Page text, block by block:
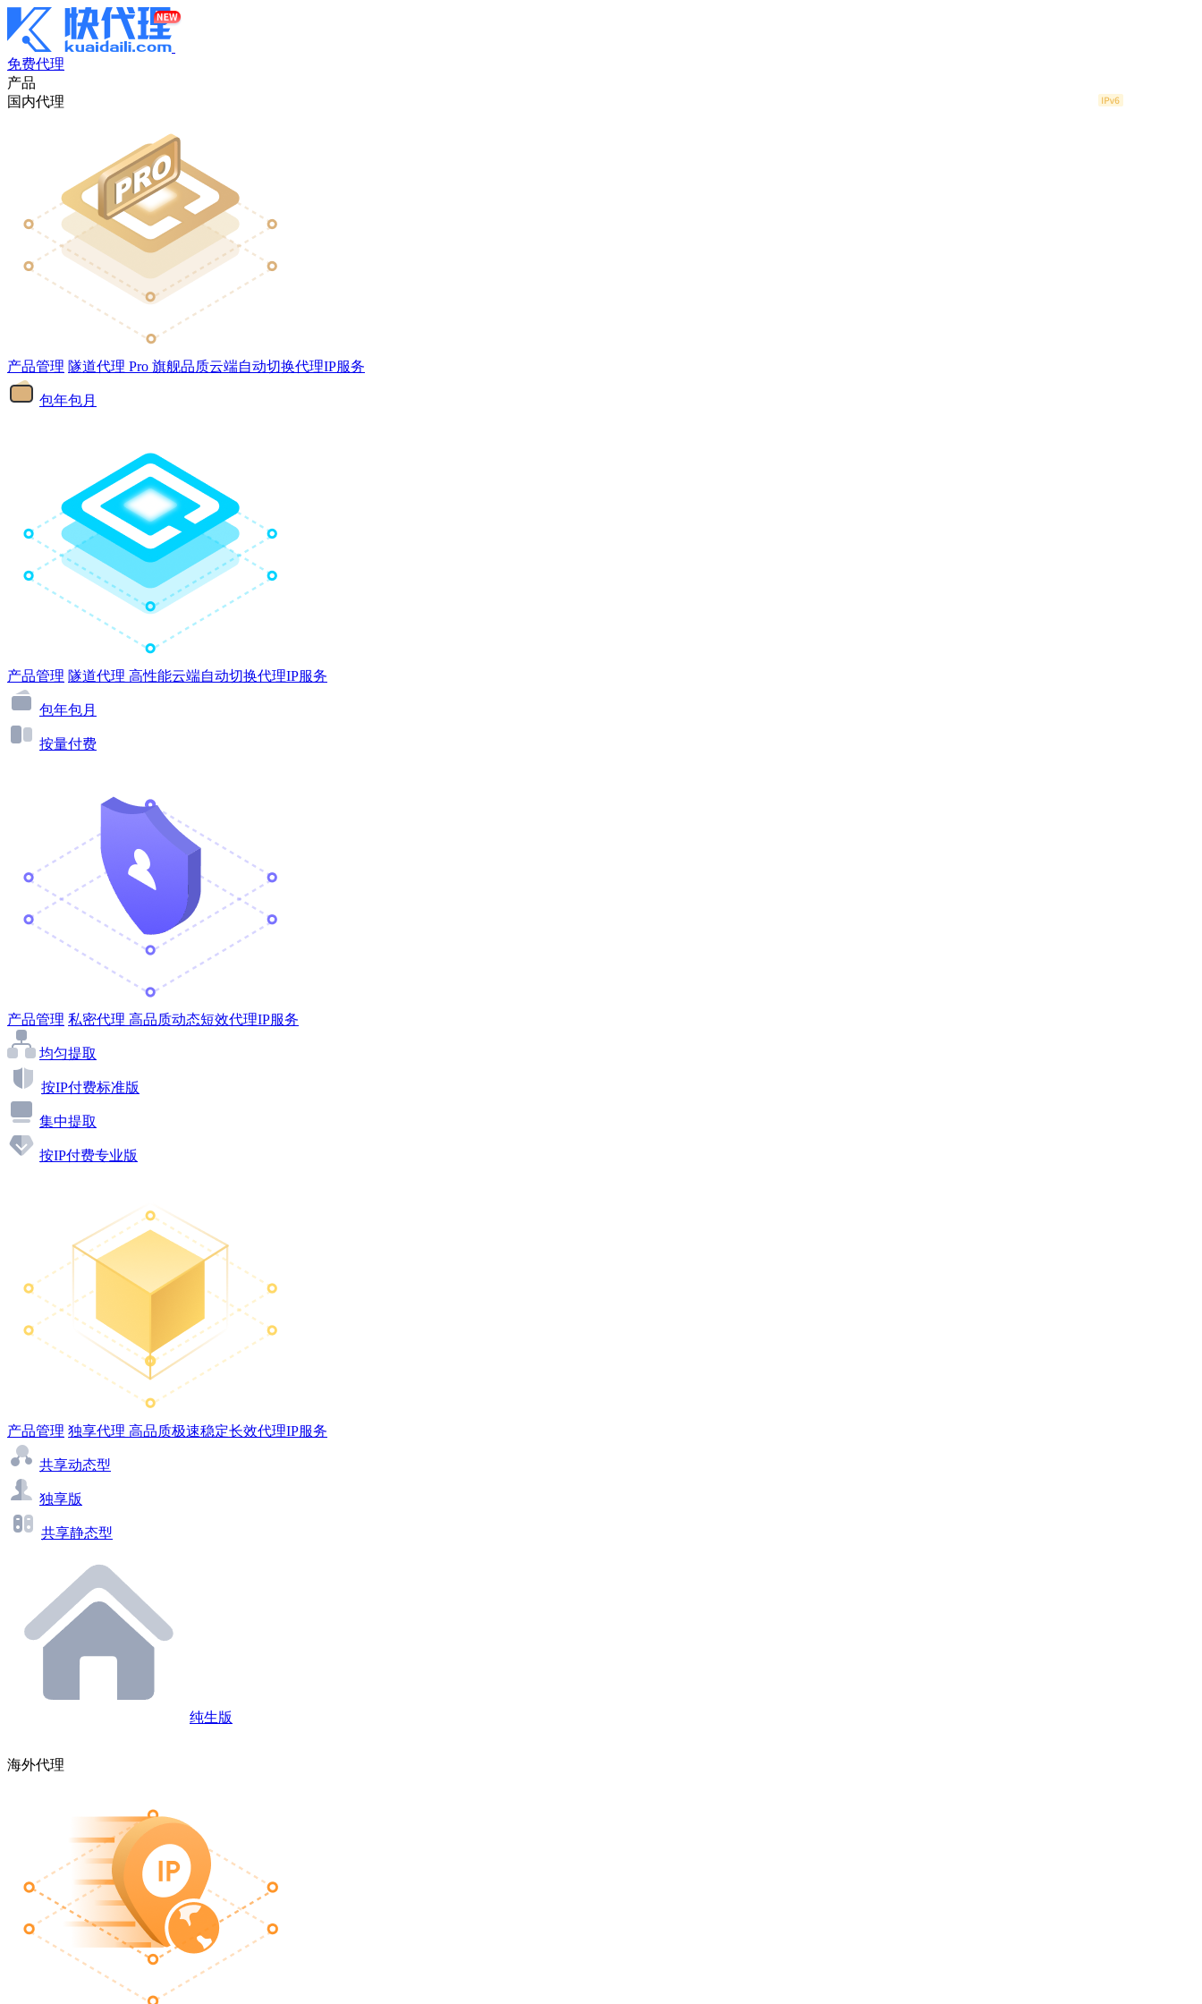
免费代理
产品
国内代理
产品管理 隧道代理 Pro 旗舰品质云端自动切换代理IP服务
包年包月
产品管理 隧道代理 高性能云端自动切换代理IP服务
包年包月
按量付费
产品管理 私密代理 高品质动态短效代理IP服务
均匀提取
按IP付费标准版
集中提取
按IP付费专业版
产品管理 独享代理 高品质极速稳定长效代理IP服务
共享动态型
独享版
共享静态型
纯生版
海外代理